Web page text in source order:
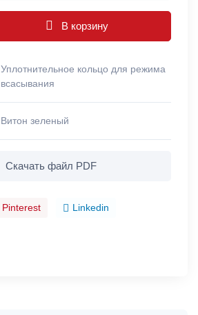
В корзину
Уплотнительное кольцо для режима
всасывания
Витон зеленый
Скачать файл PDF
Pinterest Linkedin